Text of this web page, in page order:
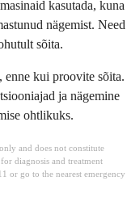
kasutada, kuna
nägemist. Need
sõita.
enne kui proovite sõita.
ja nägemine
ohtlikuks.
and does not constitute
diagnosis and treatment
or go to the nearest emergency